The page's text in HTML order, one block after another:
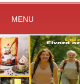
MENU